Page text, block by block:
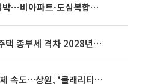
영끌 '주택공급' 대책 임박⋯비아파트·도심복합까지 총동원
종부세 개편에도…1·3주택 종부세 격차 2028년부터 확대
미국, 가상자산 포괄 규제 속도…상원, ‘클래리티법’ 9월 절차투표 추진